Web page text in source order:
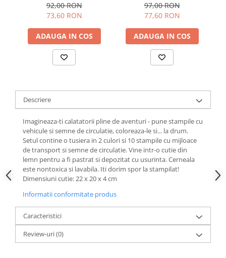
92,00 RON
73,60 RON
ADAUGA IN COS
97,00 RON
77,60 RON
ADAUGA IN COS
Descriere
Imagineaza-ti calatatorii pline de aventuri - pune stampile cu
vehicule si semne de circulatie, coloreaza-le si... la drum.
Setul contine o tusiera in 2 culori si 10 stampile cu mijloace
de transport si semne de circulatie. Vine intr-o cutie din
lemn pentru a fi pastrat si depozitat cu usurinta. Cerneala
este nontoxica si lavabila. Iti dorim spor la stampilat!
Dimensiuni cutie: 22 x 20 x 4 cm
Informatii conformitate produs
Caracteristici
Review-uri(0)